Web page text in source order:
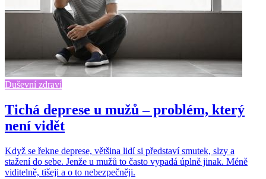
Duševní zdraví
Tichá deprese u mužů – problém, který
není vidět
Když se řekne deprese, většina lidí si představí smutek, slzy a
stažení do sebe. Jenže u mužů to často vypadá úplně jinak. Méně
viditelně, tišeji a o to nebezpečněji.